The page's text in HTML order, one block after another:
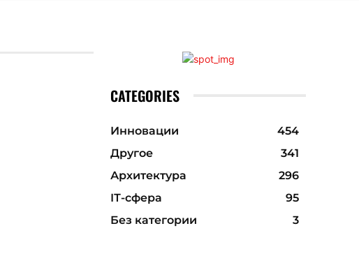
CATEGORIES
Инновации
454
Другое
341
Архитектура
296
ІТ-сфера
95
Без категории
3